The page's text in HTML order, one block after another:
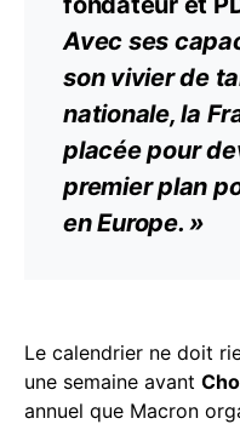
Avec ses
son vivier de
nationale, la
placée pour
premier plan
en Europe. »
Le calendrier ne doit
une semaine avant
annuel que Macron